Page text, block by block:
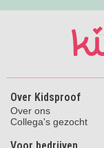
Over Kidsproof
Over ons
Collega's gezocht